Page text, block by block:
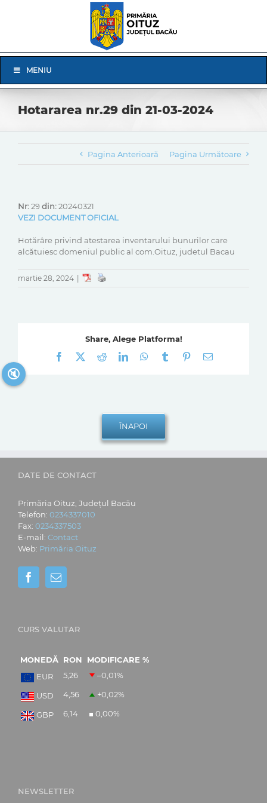
Navigation
MENIU
Hotararea nr.29 din 21-03-2024
Pagina Anterioară Pagina Următoare
Nr:29din:20240321
VEZI DOCUMENT OFICIAL
Hotărâre privind atestarea inventarului bunurilor care
alcătuiesc domeniul public al com.Oituz, judetul Bacau
martie 28, 2024
Share, Alege Platforma!
Facebook
RedditLinkedInWhatsApp
Tumblr Pinterest
E-
DATE DE CONTACT
Primăria Oituz, Județul Bacău
Telefon: 0234337010
Fax: 0234337503
E-mail: Contact
Web: Primăria Oituz
CURS VALUTAR
MONEDĂ RON
MODIFICARE %
EUR
5,26 –0,01%
USD 4,56 +0,02%
GBP 6,14 0,00%
NEWSLETTER
🔇